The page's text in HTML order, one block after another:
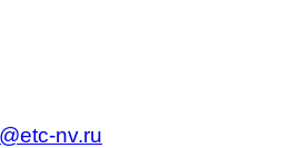
nv.ru